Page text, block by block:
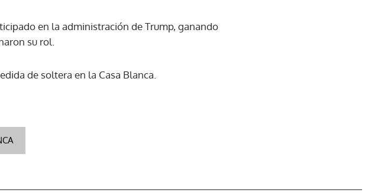
boletín.
en la administración de Trump, ganando
su rol.
de soltera en la Casa Blanca.